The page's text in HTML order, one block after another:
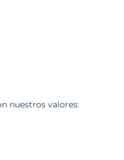
nuestros valores: